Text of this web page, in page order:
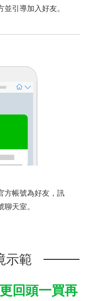
引導加入好友。
方帳號為好友，訊
天室。
示範
回頭一買再